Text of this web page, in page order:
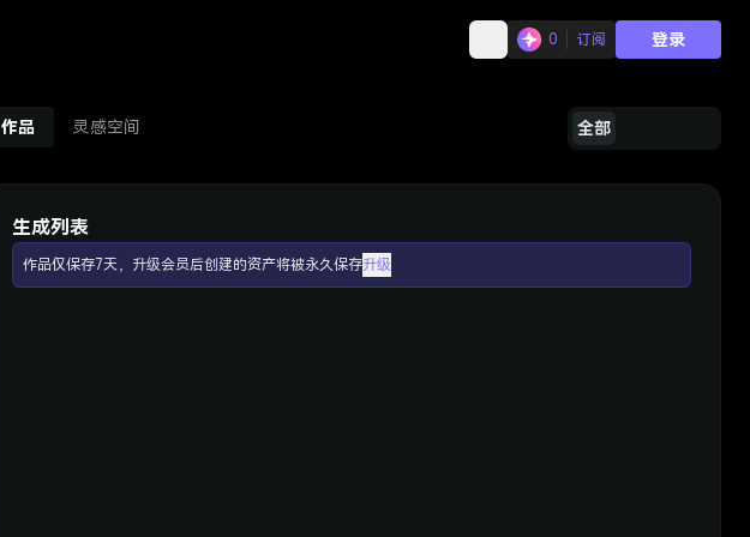
0 订阅 登录
作品 灵感空间 全部
生成列表
作品仅保存7天，升级会员后创建的资产将被永久保存升级